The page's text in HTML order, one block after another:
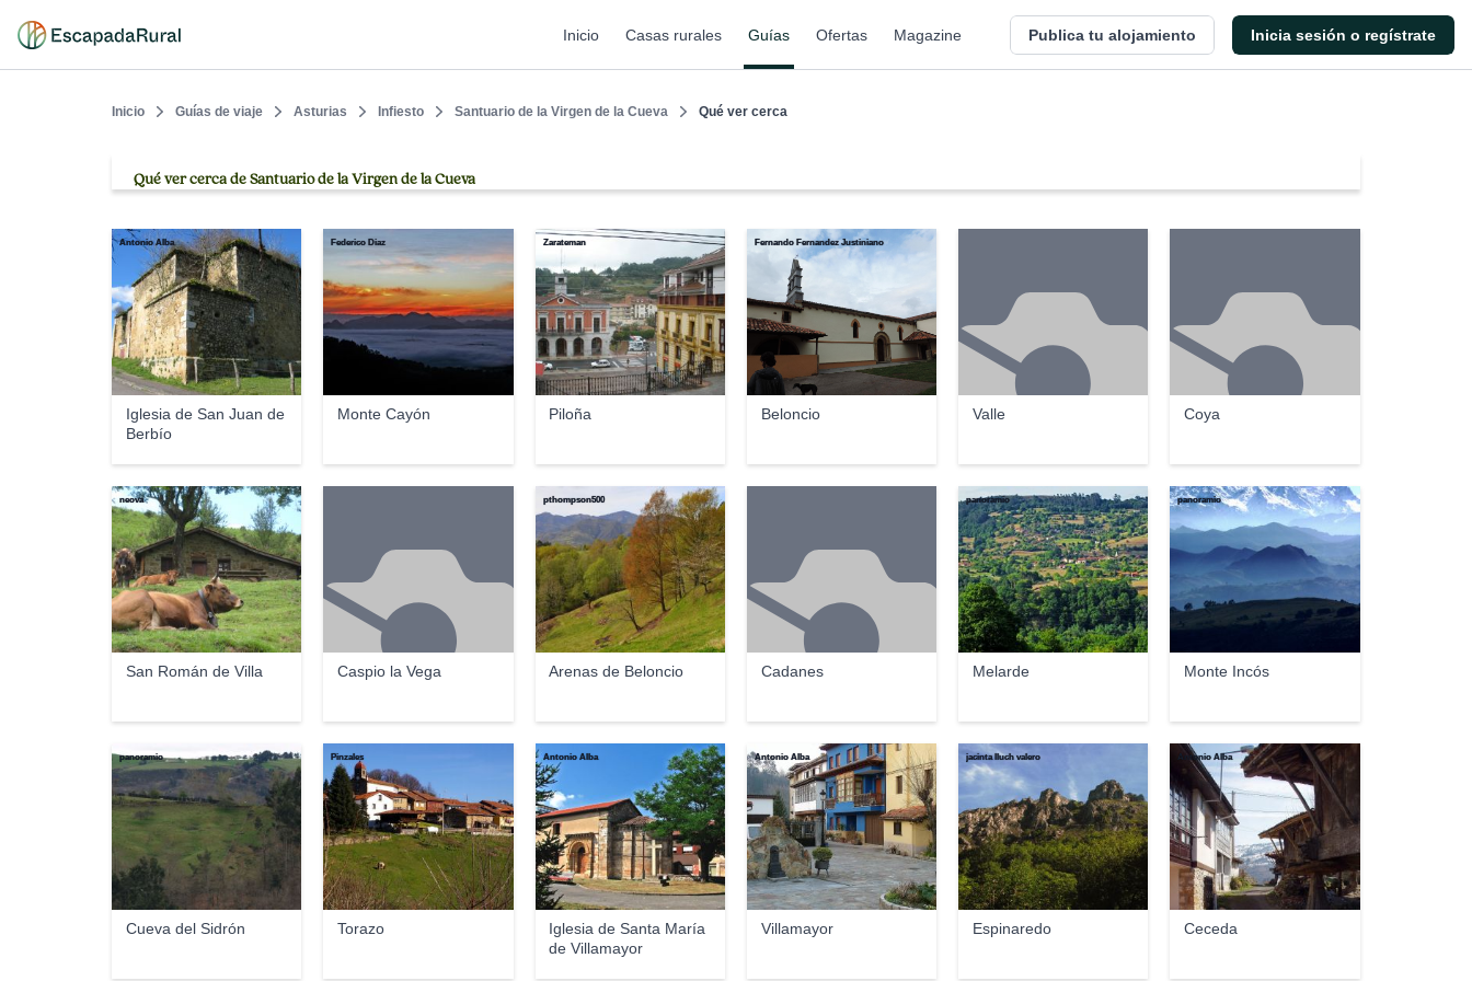
Inicio Casas rurales Guías Ofertas Magazine Publica tu alojamiento Inicia sesión o regístrate
Inicio Guías de viaje Asturias Infiesto Santuario de la Virgen de la Cueva Qué ver cerca
Qué ver cerca de Santuario de la Virgen de la Cueva
Iglesia de San Juan de
Berbío
Antonio Alba
Monte Cayón
Federico Diaz
Piloña
Zarateman
Beloncio
Fernando Fernandez Justiniano
Valle Coya
San Román de Villa
neova
Caspio la Vega Arenas de Beloncio
pthompson500
Cadanes Melarde
panoramio
Monte Incós
panoramio
Cueva del Sidrón
panoramio
Torazo
Pinzales
Iglesia de Santa María
de Villamayor
Antonio Alba
Villamayor
Antonio Alba
Espinaredo
jacinta lluch valero
Ceceda
Antonio Alba